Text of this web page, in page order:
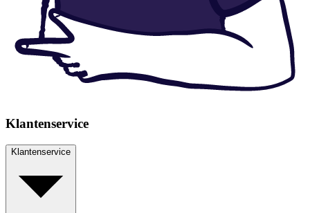
Klantenservice
Klantenservice